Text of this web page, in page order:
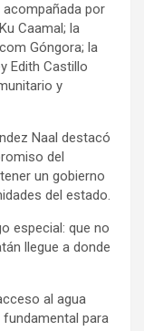
acompañada por
Caamal; la
Góngora; la
Edith Castillo
y
Naal destacó
del
un gobierno
del estado.
especial: que no
llegue a donde
al agua
para